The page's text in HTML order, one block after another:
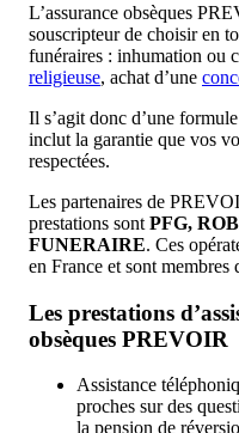
L’assurance obsèques
souscripteur de choisir en
funéraires : inhumation ou
religieuse, achat d’une
Il s’agit donc d’une
inclut la garantie que vos
respectées.
Les partenaires de
prestations sont PFG,
FUNERAIRE. Ces
en France et sont membres
Les prestations
obsèques PREVOIR
Assistance
proches sur des
la pension de